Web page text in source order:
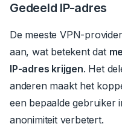
Gedeeld IP-adres
De meeste VPN-
aan, wat betekent dat
IP-adres krijgen. Het
anderen maakt het
een bepaalde gebruiker
anonimiteit verbetert.